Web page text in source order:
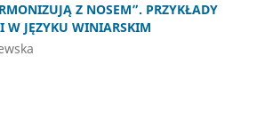
Z NOSEM”. PRZYKŁADY
W JĘZYKU WINIARSKIM